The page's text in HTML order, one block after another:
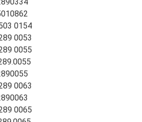
0154
0053
0055
0063
0065